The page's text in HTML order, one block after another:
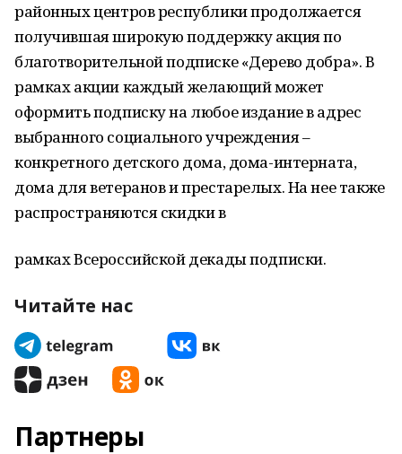
районных центров республики продолжается
получившая широкую поддержку акция по
благотворительной подписке «Дерево добра». В
рамках акции каждый желающий может
оформить подписку на любое издание в адрес
выбранного социального учреждения –
конкретного детского дома, дома-интерната,
дома для ветеранов и престарелых. На нее также
распространяются скидки в
рамках Всероссийской декады подписки.
Читайте нас
Партнеры